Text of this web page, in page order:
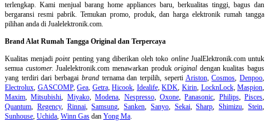
terlengkap. Kami menjual barang home appliances baru, berkualitas tinggi, bagus dan
bergaransi resmi pabrik. Temukan promo, produk, dan harga elektronik rumah tangga
pilihan anda di Jualelektronik.com.
Brand Alat Rumah Tangga Original dan Terpercaya
Kualitas menjadipointpenting yang diberikan oleh toko onlineJualElektronik.com untuk
semua customer. Jualelektronik.com menawarkan produkoriginal dengan kualitas bagus
yang terdiri dari berbagai brandternama dan terpilih, seperti Ariston,Cosmos,Denpoo,
Electrolux, GASCOMP,Gea, Getra,Hicook, Idealife,KDK, Kirin, LocknLock,Maspion,
Maxim,Mitsubishi, Miyako,Modena, Nespresso, Oxone,Panasonic, Philips, Pisces,
Quantum, Regency, Rinnai,Samsung,Sanken, Sanyo, Sekai,Sharp,Shimizu,Stein,
Sunhouse, Uchida, Winn Gas dan Yong Ma.